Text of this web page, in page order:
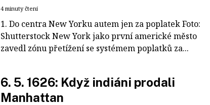
4 minuty čtení
1. Do centra New Yorku autem jen za poplatek Foto:
Shutterstock New York jako první americké město
zavedl zónu přetížení se systémem poplatků za...
6. 5. 1626: Když indiáni prodali
Manhattan